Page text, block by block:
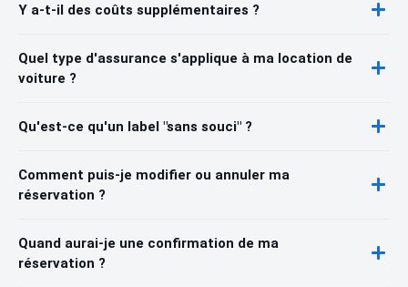
Y a-t-il des coûts supplémentaires ?
Quel type d'assurance s'applique à ma location de
voiture ?
Qu'est-ce qu'un label "sans souci" ?
Comment puis-je modifier ou annuler ma
réservation ?
Quand aurai-je une confirmation de ma
réservation ?